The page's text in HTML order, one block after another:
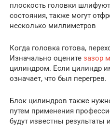
плоскость головки
состояния, также могут
несколько миллиметров
Когда головка готова,
Изначально оцените зазор
цилиндром. Если цилиндр
означает, что был перегрев.
Блок цилиндров также
путем применения
будут известны результаты